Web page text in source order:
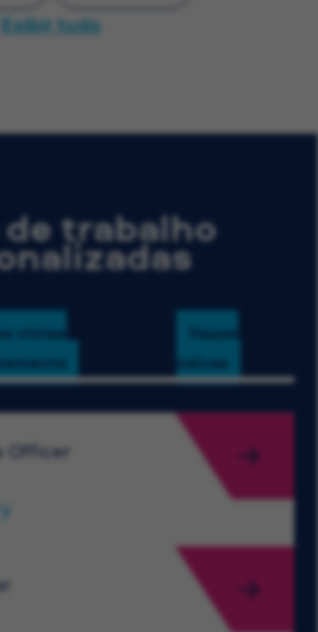
Exibir tudo
de trabalho
vistas
Vagas
salvas
Officer